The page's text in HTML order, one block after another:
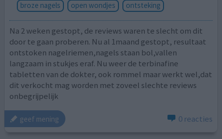
broze nagels
open wondjes ontsteking
Na 2 weken gestopt, de reviews waren te slecht om dit
door te gaan proberen. Nu al 1maand gestopt, resultaat
ontstoken nagelriemen,nagels staan bol,vallen
langzaam in stukjes eraf. Nu weer de terbinafine
tabletten van de dokter, ook rommel maar werkt wel,dat
dit verkocht mag worden met zoveel slechte reviews
onbegrijpelijk
geef mening 0 reacties